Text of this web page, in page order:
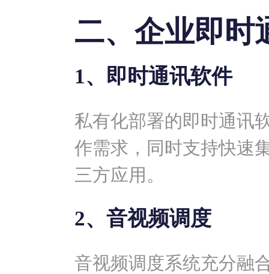
二、企业即时
1、即时通讯软件
私有化部署的即时通讯
作需求，同时支持快速
三方应用。
2、音视频调度
音视频调度系统充分融